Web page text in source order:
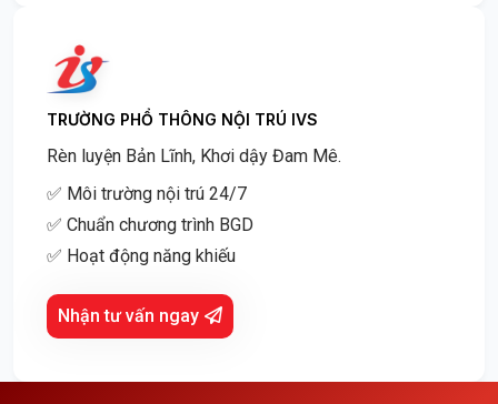
TRƯỜNG PHỔ THÔNG NỘI TRÚ IVS
Rèn luyện Bản Lĩnh, Khơi dậy Đam Mê.
✅ Môi trường nội trú 24/7
✅ Chuẩn chương trình BGD
✅ Hoạt động năng khiếu
Nhận tư vấn ngay